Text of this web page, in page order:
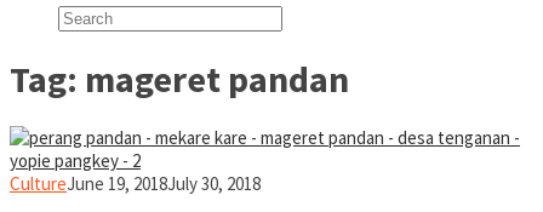
Tag: mageret pandan
Cultureyopiefranz
June 19, 2018July 30, 2018